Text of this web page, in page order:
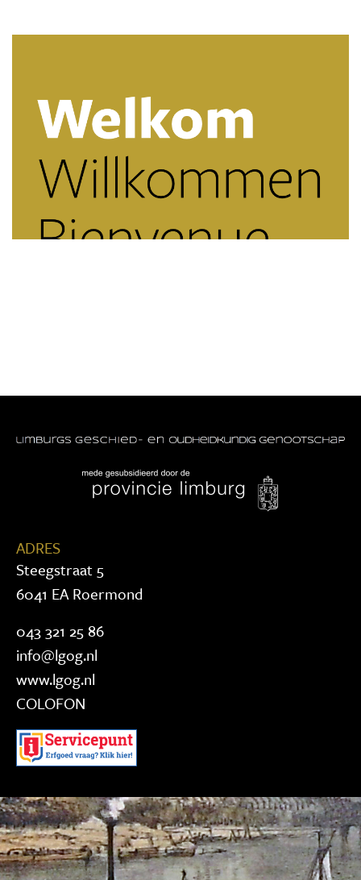
ADRES
Steegstraat 5
6041 EA Roermond
043 321 25 86
info@lgog.nl
www.lgog.nl
COLOFON